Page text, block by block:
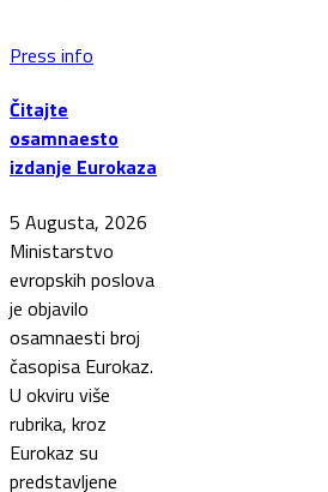
Press info
Čitajte
osamnaesto
izdanje Eurokaza
5 Augusta, 2026
Ministarstvo
evropskih poslova
je objavilo
osamnaesti broj
časopisa Eurokaz.
U okviru više
rubrika, kroz
Eurokaz su
predstavljene